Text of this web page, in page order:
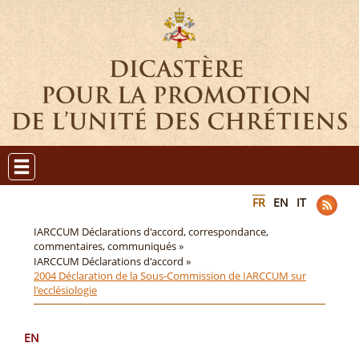
FR EN IT
IARCCUM Déclarations d'accord, correspondance,
commentaires, communiqués »
IARCCUM Déclarations d'accord »
2004 Déclaration de la Sous-Commission de IARCCUM sur
l'ecclésiologie
EN